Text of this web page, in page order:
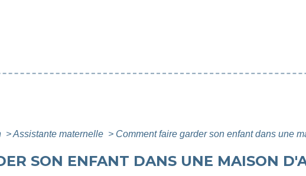
>Assistante maternelle > Comment faire garder son enfant dans une
SON ENFANT DANS UNE MAISON